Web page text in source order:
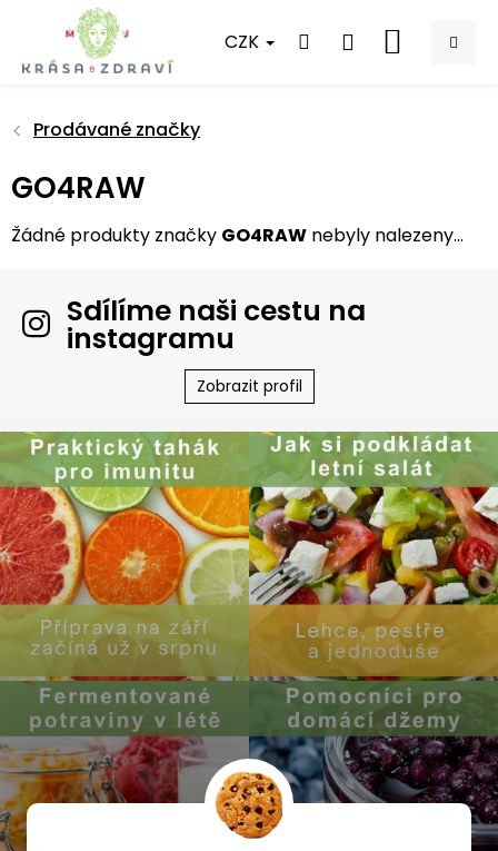
obsah
CZK
NÁKUPNÍ
Prodávané značky
GO4RAW
Žádné produkty značky GO4RAW nebyly nalezeny...
Sdílíme naši cestu na
instagramu
Zobrazit profil